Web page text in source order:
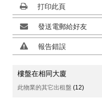
打印此頁
發送電郵給好友
報告錯誤
樓盤在相同大廈
此物業的其它出租盤 (12)